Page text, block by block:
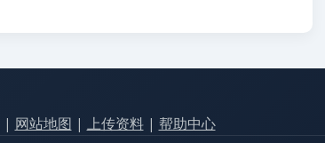
| 网站地图 | 上传资料| 帮助中心